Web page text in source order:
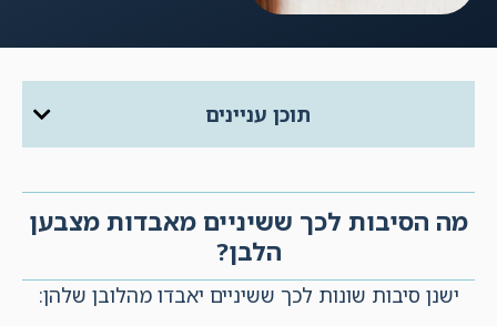
תוכן עניינים
מה הסיבות לכך ששיניים מאבדות מצבען
הלבן?
ישנן סיבות שונות לכך ששיניים יאבדו מהלובן שלהן: